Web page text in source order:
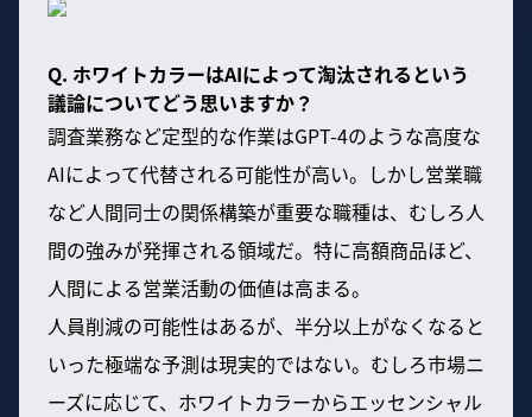
Q. ホワイトカラーはAIによって淘汰されるという
議論についてどう思いますか？
調査業務など定型的な作業はGPT-4のような高度な
AIによって代替される可能性が高い。しかし営業職
など人間同士の関係構築が重要な職種は、むしろ人
間の強みが発揮される領域だ。特に高額商品ほど、
人間による営業活動の価値は高まる。
人員削減の可能性はあるが、半分以上がなくなると
いった極端な予測は現実的ではない。むしろ市場ニ
ーズに応じて、ホワイトカラーからエッセンシャル